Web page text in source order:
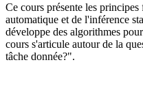
Ce cours présente les
automatique et de l'inférence
développe des algorithmes
cours s'articule autour de la
tâche donnée?".